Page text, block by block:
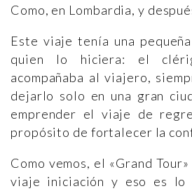
Como, en Lombardia, y
Este viaje tenía una
quien lo hiciera: el
acompañaba al viajero,
dejarlo solo en una gran
emprender el viaje de
propósito de fortalecer la
Como vemos, el «Grand
viaje iniciación y eso es lo